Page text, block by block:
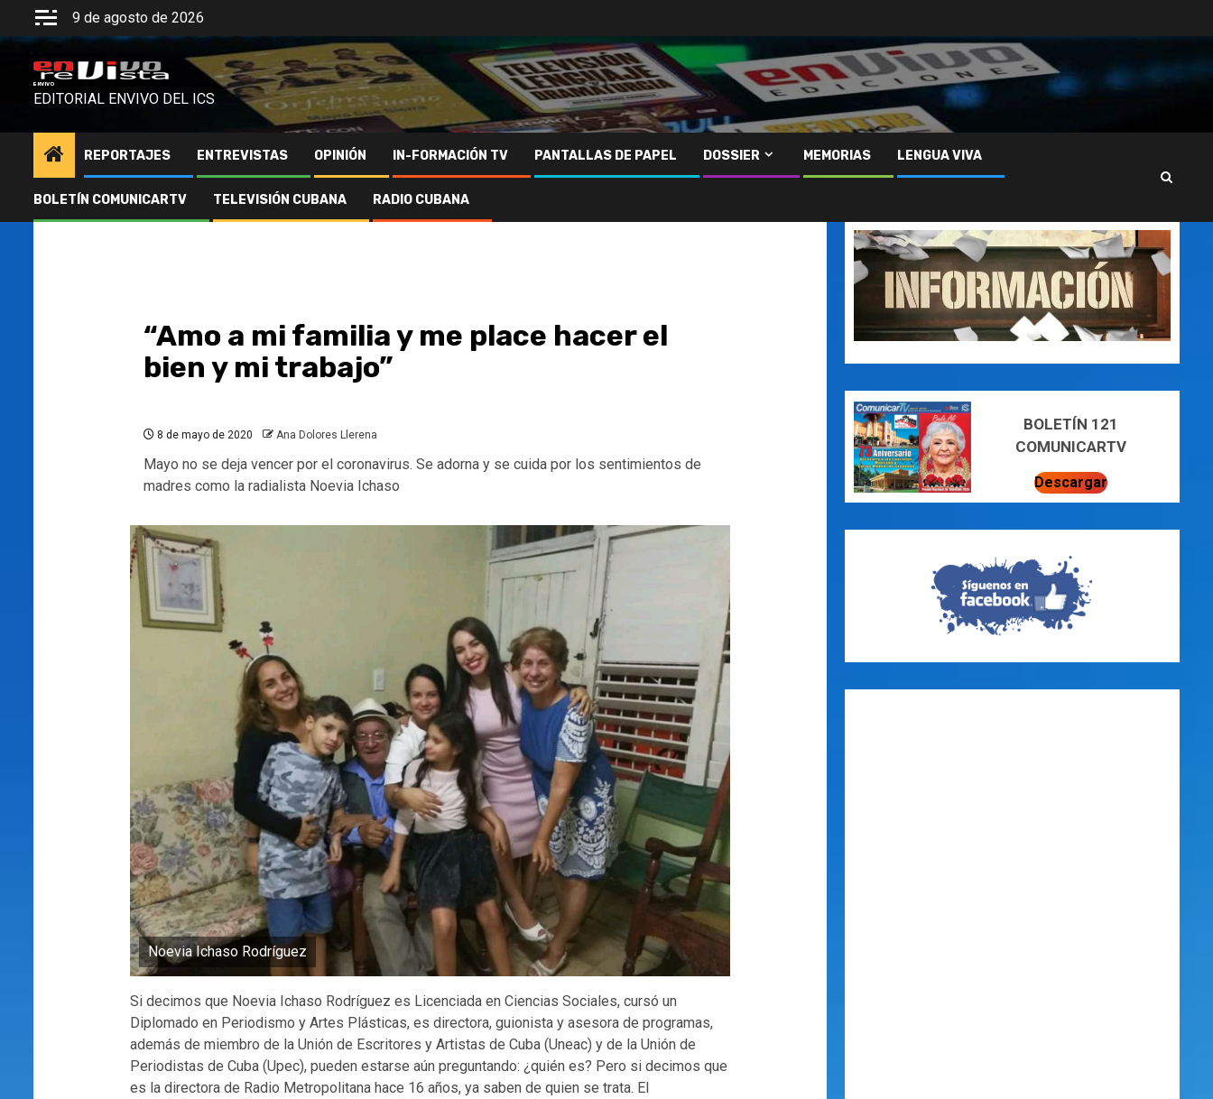
9 de agosto de 2026
ENVIVO
EDITORIAL ENVIVO DEL ICS
REPORTAJES ENTREVISTAS OPINIÓN IN-FORMACIÓN TV PANTALLAS DE PAPEL DOSSIER MEMORIAS LENGUA VIVA
BOLETÍN COMUNICARTV TELEVISIÓN CUBANA RADIO CUBANA
“Amo a mi familia y me place hacer el
bien y mi trabajo”
8 de mayo de 2020 Ana Dolores Llerena
Mayo no se deja vencer por el coronavirus. Se adorna y se cuida por los sentimientos de
madres como la radialista Noevia Ichaso
Noevia Ichaso Rodríguez
Si decimos que Noevia Ichaso Rodríguez es Licenciada en Ciencias Sociales, cursó un
Diplomado en Periodismo y Artes Plásticas, es directora, guionista y asesora de programas,
además de miembro de la Unión de Escritores y Artistas de Cuba (Uneac) y de la Unión de
Periodistas de Cuba (Upec), pueden estarse aún preguntando: ¿quién es? Pero si decimos que
es la directora de Radio Metropolitana hace 16 años, ya saben de quien se trata. El
BOLETÍN 121
COMUNICARTV
Descargar